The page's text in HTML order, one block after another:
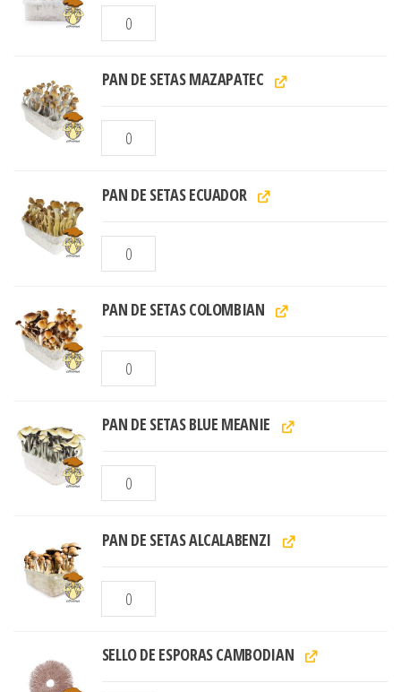
PAN DE SETAS MAZAPATEC
PAN DE SETAS ECUADOR
PAN DE SETAS COLOMBIAN
PAN DE SETAS BLUE MEANIE
PAN DE SETAS ALCALABENZI
SELLO DE ESPORAS CAMBODIAN